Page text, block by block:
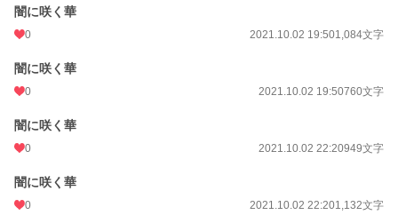
闇に咲く華
0 2021.10.02 19:501,084文字
闇に咲く華
0 2021.10.02 19:50760文字
闇に咲く華
0 2021.10.02 22:20949文字
闇に咲く華
0 2021.10.02 22:201,132文字